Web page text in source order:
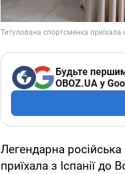
Будьте
OBOZ.UA у
Легендарна
приїхала з Іспанії